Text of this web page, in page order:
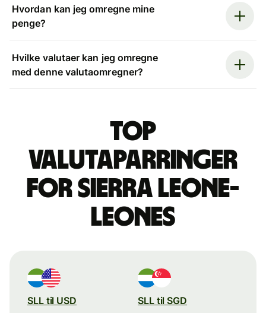
Hvordan kan jeg omregne mine
penge?
Hvilke valutaer kan jeg omregne
med denne valutaomregner?
Top
valutaparringer
for sierra leone-
leones
SLL til USD SLL til SGD